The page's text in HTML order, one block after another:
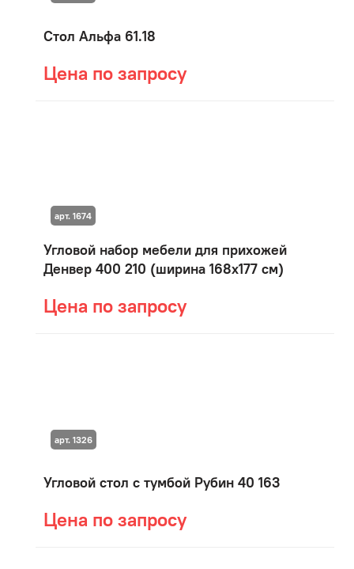
Стол Альфа 61.18
Цена по запросу
Угловой набор мебели для прихожей
Денвер 400 210 (ширина 168х177 см)
Цена по запросу
арт. 1674
Угловой стол с тумбой Рубин 40 163
Цена по запросу
арт. 1326